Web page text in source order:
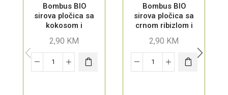
Bombus BIO
sirova pločica sa
kokosom i
2,90 KM
Bombus BIO
sirova pločica sa
crnom ribizlom i
2,90 KM